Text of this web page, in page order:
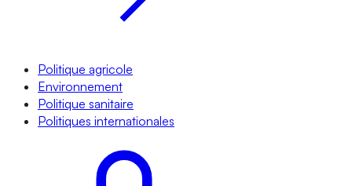
Politique agricole
Environnement
Politique sanitaire
Politiques internationales